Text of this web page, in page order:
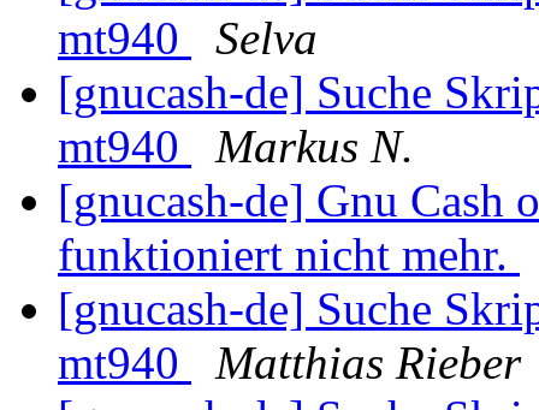
mt940
Selva
[gnucash-de] Suche
mt940
Markus N.
[gnucash-de] Gnu Cash
funktioniert nicht mehr.
[gnucash-de] Suche
mt940
Matthias Rieber